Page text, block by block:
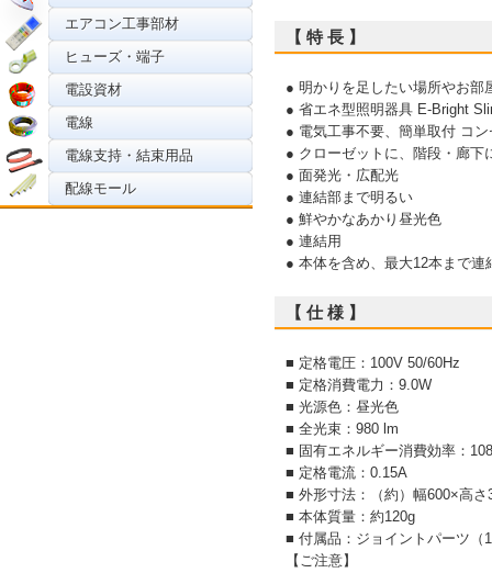
エアコン工事部材
ヒューズ・端子
電設資材
電線
電線支持・結束用品
配線モール
【 特 長 】
● 明かりを足したい場所やお部
● 省エネ型照明器具 E-Bright
● 電気工事不要、簡単取付 コ
● クローゼットに、階段・廊下
● 面発光・広配光
● 連結部まで明るい
● 鮮やかなあかり昼光色
● 連結用
● 本体を含め、最大12本まで連
【 仕 様 】
■ 定格電圧：100V 50/60Hz
■ 定格消費電力：9.0W
■ 光源色：昼光色
■ 全光束：980 lm
■ 固有エネルギー消費効率：
■ 定格電流：0.15A
■ 外形寸法：（約）幅600×高
■ 本体質量：約120g
■ 付属品：ジョイントパーツ（
【ご注意】